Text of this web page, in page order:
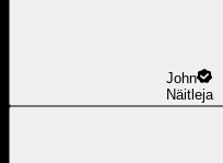
John
Näitleja